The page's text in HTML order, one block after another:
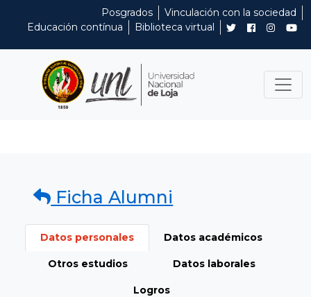
Posgrados
Vinculación con la sociedad
Educación contínua
Biblioteca virtual
Ficha Alumni
Datos personales Datos académicos
Otros estudios Datos laborales
Logros